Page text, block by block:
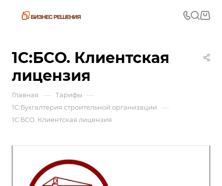
1С:БСО. Клиентская
лицензия
Главная — Тарифы —
1С:Бухгалтерия строительной организации —
1С:БСО. Клиентская лицензия